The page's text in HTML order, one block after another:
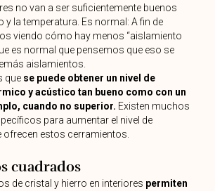
no van a ser suficientemente buenos
y la temperatura. Es normal: A fin de
viendo cómo hay menos “aislamiento
es normal que pensemos que eso se
aislamientos.
que se puede obtener un nivel de
y acústico tan bueno como con un
cuando no superior. Existen muchos
para aumentar el nivel de
ofrecen estos cerramientos.
cuadrados
de cristal y hierro en interiores permiten